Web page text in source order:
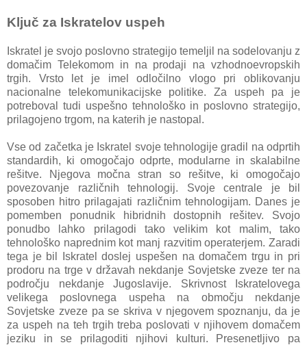
Ključ za Iskratelov uspeh
Iskratel je svojo poslovno strategijo temeljil na sodelovanju z
domačim Telekomom in na prodaji na vzhodnoevropskih
trgih. Vrsto let je imel odločilno vlogo pri oblikovanju
nacionalne telekomunikacijske politike. Za uspeh pa je
potreboval tudi uspešno tehnološko in poslovno strategijo,
prilagojeno trgom, na katerih je nastopal.
Vse od začetka je Iskratel svoje tehnologije gradil na odprtih
standardih, ki omogočajo odprte, modularne in skalabilne
rešitve. Njegova močna stran so rešitve, ki omogočajo
povezovanje različnih tehnologij. Svoje centrale je bil
sposoben hitro prilagajati različnim tehnologijam. Danes je
pomemben ponudnik hibridnih dostopnih rešitev. Svojo
ponudbo lahko prilagodi tako velikim kot malim, tako
tehnološko naprednim kot manj razvitim operaterjem. Zaradi
tega je bil Iskratel doslej uspešen na domačem trgu in pri
prodoru na trge v državah nekdanje Sovjetske zveze ter na
področju nekdanje Jugoslavije. Skrivnost Iskratelovega
velikega poslovnega uspeha na območju nekdanje
Sovjetske zveze pa se skriva v njegovem spoznanju, da je
za uspeh na teh trgih treba poslovati v njihovem domačem
jeziku in se prilagoditi njihovi kulturi. Presenetljivo pa